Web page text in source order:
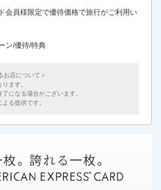
会員様限定で優待価格で旅行がご利用い
ン/優待/特典
お店について＞
ます。
になる場合がございます。
る提供です。